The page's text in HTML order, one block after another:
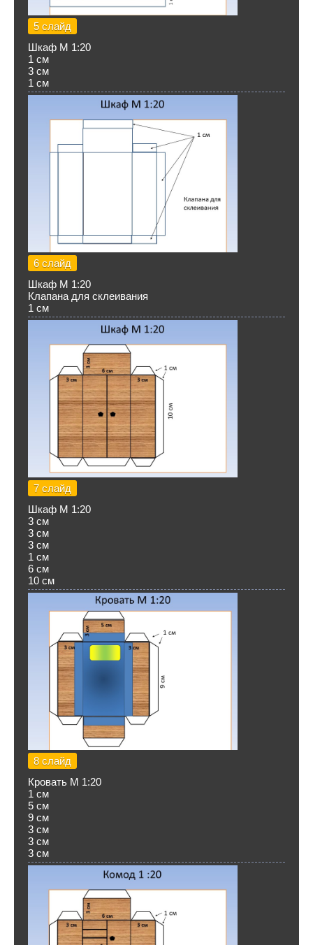
5 слайд
Шкаф М 1:20
1 см
3 см
1 см
6 слайд
Шкаф М 1:20
Клапана для склеивания
1 см
7 слайд
Шкаф М 1:20
3 см
3 см
3 см
1 см
6 см
10 см
8 слайд
Кровать М 1:20
1 см
5 см
9 см
3 см
3 см
3 см